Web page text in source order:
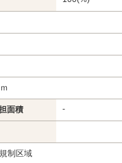
面積 -
制区域